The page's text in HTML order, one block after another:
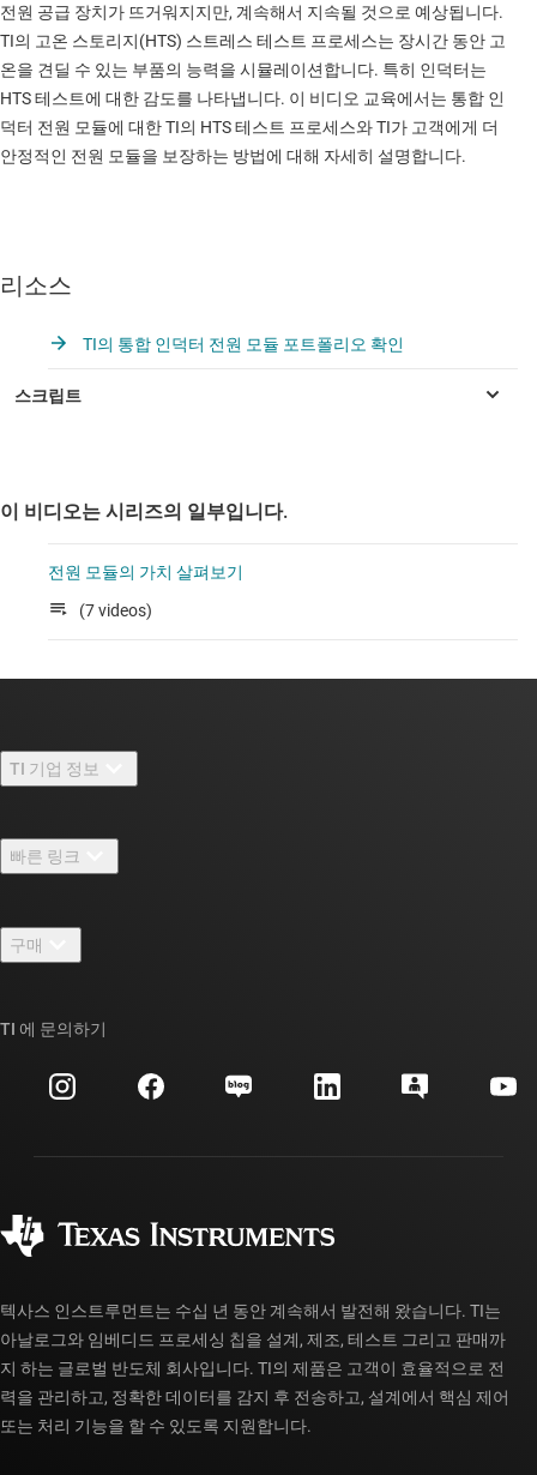
전원 공급 장치가 뜨거워지지만, 계속해서 지속될 것으로 예상됩니다.
TI의 고온 스토리지(HTS) 스트레스 테스트 프로세스는 장시간 동안 고
온을 견딜 수 있는 부품의 능력을 시뮬레이션합니다. 특히 인덕터는
HTS 테스트에 대한 감도를 나타냅니다. 이 비디오 교육에서는 통합 인
덕터 전원 모듈에 대한 TI의 HTS 테스트 프로세스와 TI가 고객에게 더
안정적인 전원 모듈을 보장하는 방법에 대해 자세히 설명합니다.
리소스
TI의 통합 인덕터 전원 모듈 포트폴리오 확인
이 비디오는 시리즈의 일부입니다.
전원 모듈의 가치 살펴보기
(7 videos)
TI 기업 정보
채용
뉴스룸
이벤트
투자 관계
빠른 링크
TI E2E™ 설계 지원 포럼
대체품 검색
고객 지원 센터
myTI 계정 FAQ
구매
주문 FAQ
TI 에 문의하기
텍사스 인스트루먼트는 수십 년 동안 계속해서 발전해 왔습니다. TI는
아날로그와 임베디드 프로세싱 칩을 설계, 제조, 테스트 그리고 판매까
지 하는 글로벌 반도체 회사입니다. TI의 제품은 고객이 효율적으로 전
력을 관리하고, 정확한 데이터를 감지 후 전송하고, 설계에서 핵심 제어
또는 처리 기능을 할 수 있도록 지원합니다.